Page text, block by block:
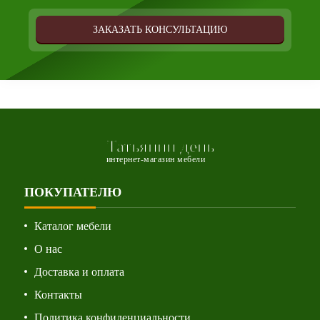
ЗАКАЗАТЬ КОНСУЛЬТАЦИЮ
Татьянин день
интернет-магазин мебели
ПОКУПАТЕЛЮ
Каталог мебели
О нас
Доставка и оплата
Контакты
Политика конфиденциальности